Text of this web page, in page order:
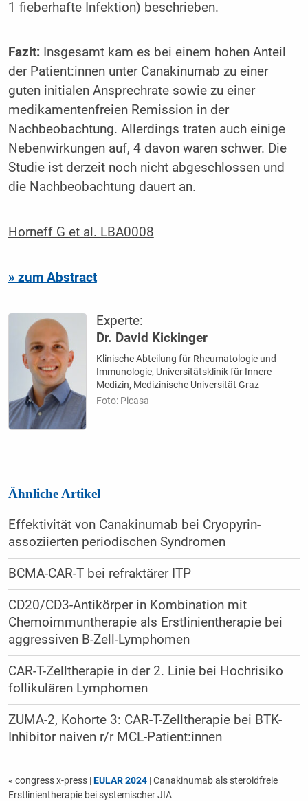
1 fieberhafte Infektion) beschrieben.
Fazit:Insgesamt kam es bei einem hohen Anteil
der Patient:innen unter Canakinumab zu einer
guten initialen Ansprechrate sowie zu einer
medikamentenfreien Remission in der
Nachbeobachtung. Allerdings traten auch einige
Nebenwirkungen auf, 4 davon waren schwer. Die
Studie ist derzeit noch nicht abgeschlossen und
die Nachbeobachtung dauert an.
Horneff G et al. LBA0008
» zum Abstract
Experte:
Dr. David Kickinger
Klinische Abteilung für Rheumatologie und
Immunologie, Universitätsklinik für Innere
Medizin, Medizinische Universität Graz
Foto: Picasa
Ähnliche Artikel
Effektivität von Canakinumab bei Cryopyrin-
assoziierten periodischen Syndromen
BCMA-CAR-T bei refraktärer ITP
CD20/CD3-Antikörper in Kombination mit
Chemoimmuntherapie als Erstlinientherapie bei
aggressiven B-Zell-Lymphomen
CAR-T-Zelltherapie in der 2. Linie bei Hochrisiko
follikulären Lymphomen
ZUMA-2, Kohorte 3: CAR-T-Zelltherapie bei BTK-
Inhibitor naiven r/r MCL-Patient:innen
« congress x-press |EULAR 2024| Canakinumab als steroidfreie
Erstlinientherapie bei systemischer JIA